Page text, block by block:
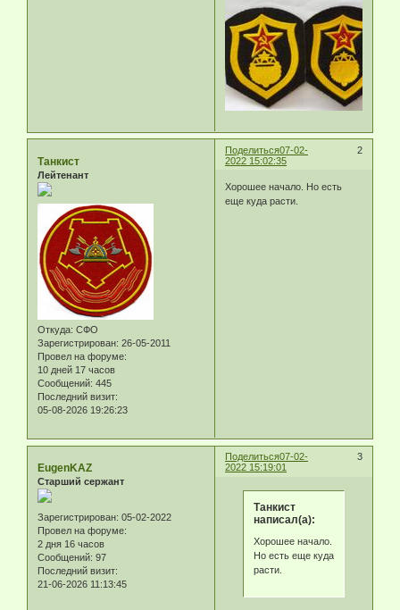
Поделиться 2
07-02-
2022 15:02:35
Танкист
Лейтенант
Откуда: СФО
Зарегистрирован: 26-05-2011
Провел на форуме:
10 дней 17 часов
Сообщений: 445
Последний визит:
05-08-2026 19:26:23
Хорошее начало. Но есть
еще куда расти.
Поделиться 3
07-02-
2022 15:19:01
EugenKAZ
Старший сержант
Зарегистрирован: 05-02-2022
Провел на форуме:
2 дня 16 часов
Сообщений: 97
Последний визит:
21-06-2026 11:13:45
Танкист
написал(а):
Хорошее начало.
Но есть еще куда
расти.